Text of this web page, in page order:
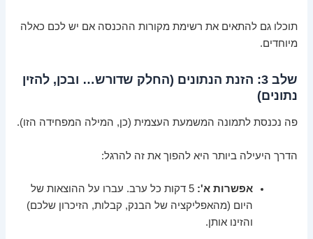
תוכלו גם להתאים את רשימת מקורות ההכנסה אם יש לכם כאלה
מיוחדים.
שלב 3: הזנת הנתונים (החלק שדורש… ובכן, להזין
נתונים)
פה נכנסת לתמונה המשמעת העצמית (כן, המילה המפחידה הזו).
הדרך היעילה ביותר היא להפוך את זה להרגל:
אפשרות א':
5 דקות כל ערב. עברו על ההוצאות של
היום (מהאפליקציה של הבנק, קבלות, הזיכרון שלכם)
והזינו אותן.